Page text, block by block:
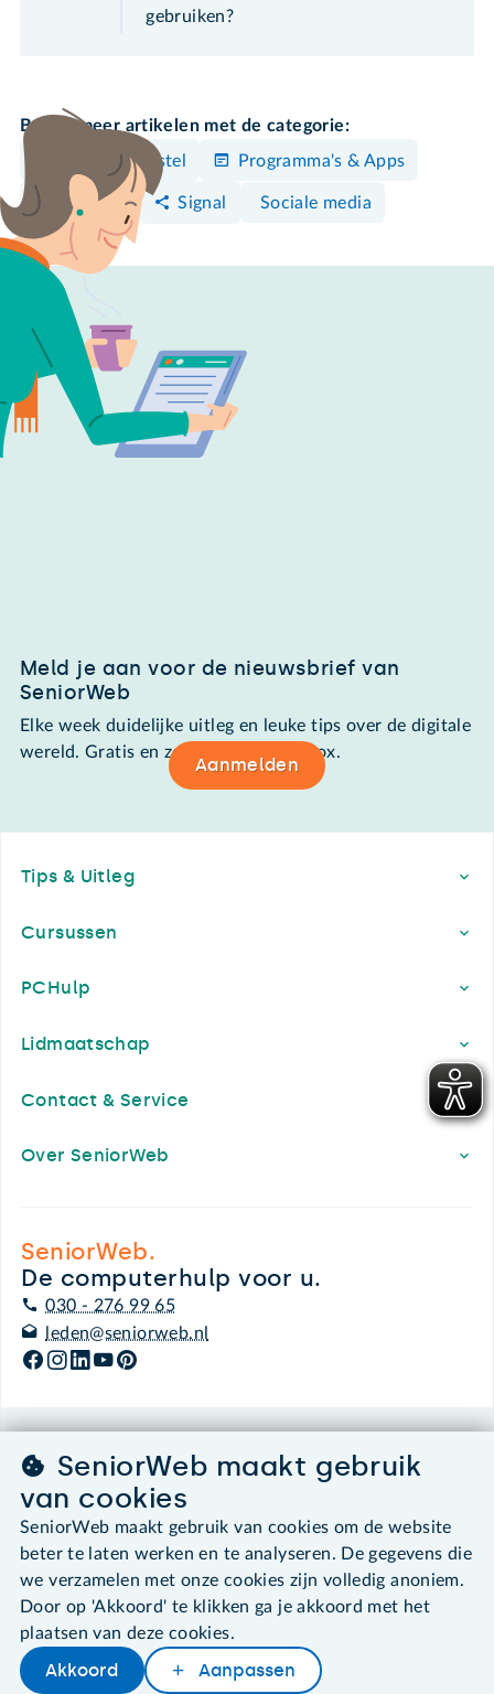
Later lezen Delen Woordenboek
gebruiken?
Bekijk meer artikelen met de categorie:
Android-toestel
Programma's & Apps
Instellen Signal Sociale media
Meld je aan voor de nieuwsbrief van
SeniorWeb
Elke week duidelijke uitleg en leuke tips over de digitale
wereld. Gratis en zomaar in de mailbox.
Aanmelden
Tips & Uitleg
Cursussen
PCHulp
Lidmaatschap
Contact & Service
Over SeniorWeb
SeniorWeb.
De computerhulp voor u.
030 - 276 99 65
leden@seniorweb.nl
©2026 SeniorWeb
Algemene voorwaarden
Cookies en cookie-instellingen
Disclaimer
Privacybeleid
About SeniorWeb
SeniorWeb maakt gebruik
van cookies
SeniorWeb maakt gebruik van cookies om de website
beter te laten werken en te analyseren. De gegevens die
we verzamelen met onze cookies zijn volledig anoniem.
Door op 'Akkoord' te klikken ga je akkoord met het
plaatsen van deze cookies.
Akkoord Aanpassen